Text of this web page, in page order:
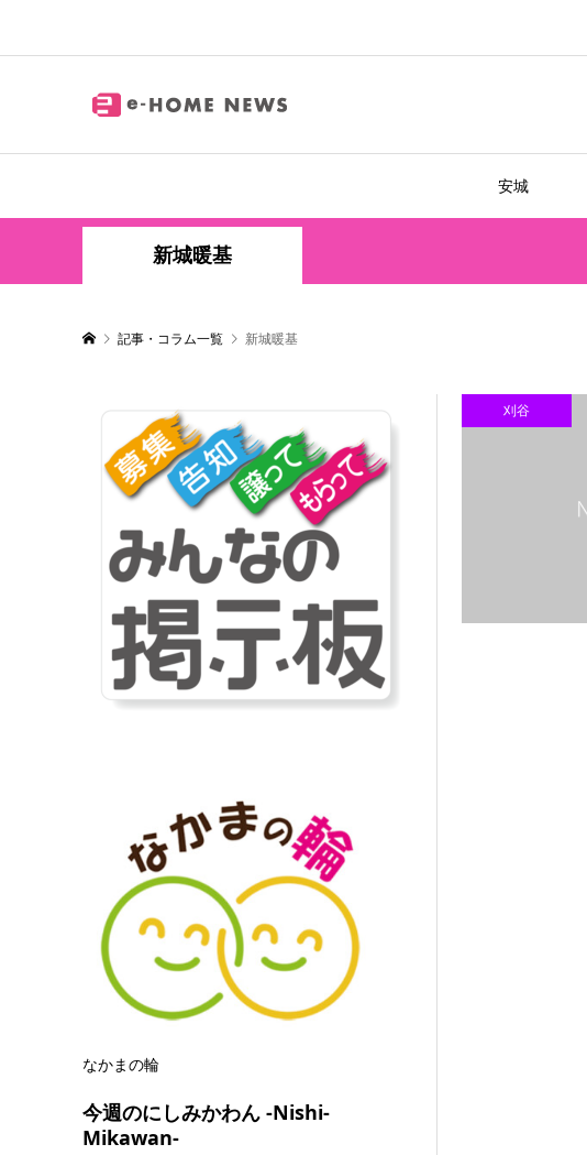
安城
新城暖基
記事・コラム一覧 新城暖基
刈谷
なかまの輪
今週のにしみかわん -Nishi-
Mikawan-